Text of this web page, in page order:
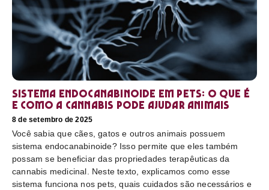
Sistema endocanabinoide em pets: o que é
e como a cannabis pode ajudar animais
8 de setembro de 2025
Você sabia que cães, gatos e outros animais possuem
sistema endocanabinoide? Isso permite que eles também
possam se beneficiar das propriedades terapêuticas da
cannabis medicinal. Neste texto, explicamos como esse
sistema funciona nos pets, quais cuidados são necessários e